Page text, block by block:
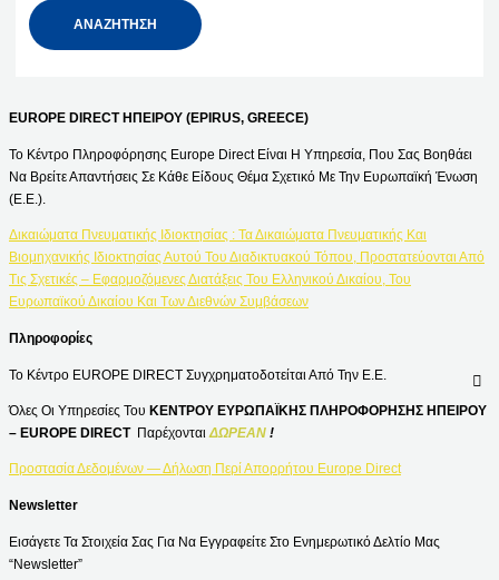
EUROPE DIRECT ΗΠΕΙΡΟΥ (EPIRUS, GREECE)
Το Κέντρο Πληροφόρησης Europe Direct Είναι Η Υπηρεσία, Που Σας Βοηθάει
Να Βρείτε Απαντήσεις Σε Κάθε Είδους Θέμα Σχετικό Με Την Ευρωπαϊκή Ένωση
(Ε.Ε.).
Δικαιώματα Πνευματικής Ιδιοκτησίας : Τα Δικαιώματα Πνευματικής Και
Βιομηχανικής Ιδιοκτησίας Αυτού Του Διαδικτυακού Τόπου, Προστατεύονται Από
Τις Σχετικές – Εφαρμοζόμενες Διατάξεις Του Ελληνικού Δικαίου, Του
Ευρωπαϊκού Δικαίου Και Των Διεθνών Συμβάσεων
Πληροφορίες
Το Κέντρο EUROPE DIRECT Συγχρηματοδοτείται Από Την Ε.Ε.
Όλες Οι Υπηρεσίες Του ΚΕΝΤΡΟΥ ΕΥΡΩΠΑΪΚΗΣ ΠΛΗΡΟΦΟΡΗΣΗΣ ΗΠΕΙΡΟΥ
– EUROPE DIRECT Παρέχονται ΔΩΡΕΑΝ !
Προστασία Δεδομένων — Δήλωση Περί Απορρήτου Europe Direct
Newsletter
Εισάγετε Τα Στοιχεία Σας Για Να Εγγραφείτε Στο Ενημερωτικό Δελτίο Μας
“Newsletter”